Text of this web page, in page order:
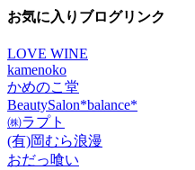
イ
お気に入りブログリンク
LOVE WINE
kamenoko
かめのこ堂
BeautySalon*balance*
㈱ラプト
(有)岡むら浪漫
おだっ喰い